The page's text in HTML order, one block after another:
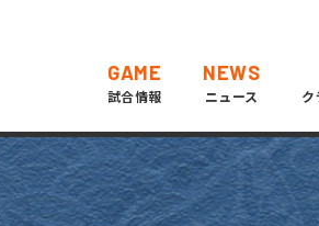
GAME
試合情報
NEWS
ニュース ク